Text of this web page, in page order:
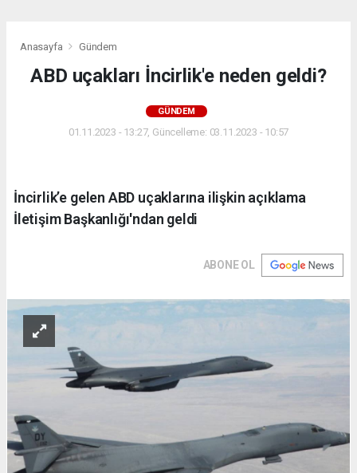
Anasayfa Gündem
ABD uçakları İncirlik'e neden geldi?
GÜNDEM
01.11.2023 - 13:27, Güncelleme: 03.11.2023 - 10:57
İncirlik’e gelen ABD uçaklarına ilişkin açıklama
İletişim Başkanlığı'ndan geldi
ABONE OL